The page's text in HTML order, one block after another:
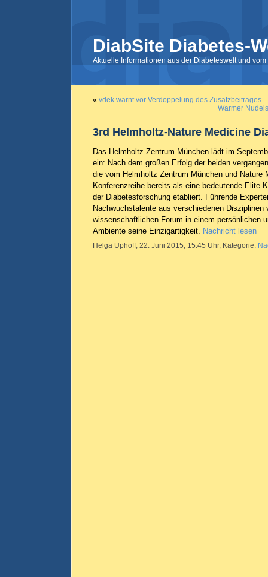
DiabSite Diabetes-
Aktuelle Informationen aus der Diabeteswelt und
« vdek warnt vor Verdoppelung des Zusatzbeitrages
Warmer
3rd Helmholtz-Nature Medicine
Das Helmholtz Zentrum München lädt im
ein: Nach dem großen Erfolg der beiden
die vom Helmholtz Zentrum München und Nature
Konferenzreihe bereits als eine bedeutende Elite-
der Diabetesforschung etabliert. Führende
Nachwuchstalente aus verschiedenen Disziplinen
wissenschaftlichen Forum in einem persönlichen
Ambiente seine Einzigartigkeit. Nachricht lesen
Helga Uphoff, 22. Juni 2015, 15.45 Uhr, Kategorie: